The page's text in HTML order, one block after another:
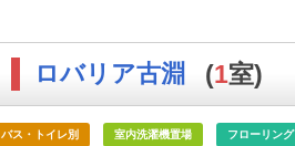
ロバリア古淵 (1室)
バス・トイレ別 室内洗濯機置場 フローリング